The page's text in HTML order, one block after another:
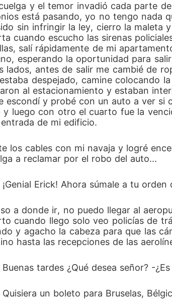
y el temor invadió cada parte
está pasando, yo no tengo nada
sin infringir la ley, cierro la maleta
cuando escucho las sirenas
salí rápidamente de mi
esperando la oportunidad para
lados, antes de salir me cambié de
despejado, camine colocando
al estacionamiento y estaban
escondí y probé con un auto a ver si
y luego con otro el cuarto fue la
de mi edificio.
los cables con mi navaja y logré
a reclamar por el robo del auto...
-	¡Genial Erick! Ahora súmale a tu
a donde ir, no puedo llegar al
cuando llego solo veo policías de
y agacho la cabeza para que las
hasta las recepciones de las
-	Buenas tardes ¿Qué desea señor? -
-	Quisiera un boleto para Bruselas,